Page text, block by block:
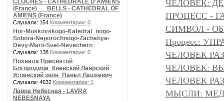
CLOCHES - CATHEDRALE D'AMIENS
(France) __ BELLS - CATHEDRAL OF
AMIENS (France)
Слушали: 154 Комментарии: 0
Hor-Moskovskogo-Kafedral_nogo-
Sobora-Neporochnogo-Zachatiya-
Devy-Marii-Svet-Nevechern
Слушали: 138 Комментарии: 0
Похвала Пресвятой
Богородице_Киевский Лаврский
Успенский звон_Павел Лашкевич
Слушали: 4632 Комментарии: 1
Лавра Небесная - LAVRA
NEBESNAYA
ЧЕЛОВЕК:
ПРОЦЕСС -
СИМВОЛ -
Процесс:
ЧЕЛОВЕК
ЧЕЛОВЕК:
ЧЕЛОВЕК
МЫСЛИ: